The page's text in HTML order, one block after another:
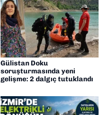
Gülistan Doku
soruşturmasında yeni
gelişme: 2 dalgıç tutuklandı